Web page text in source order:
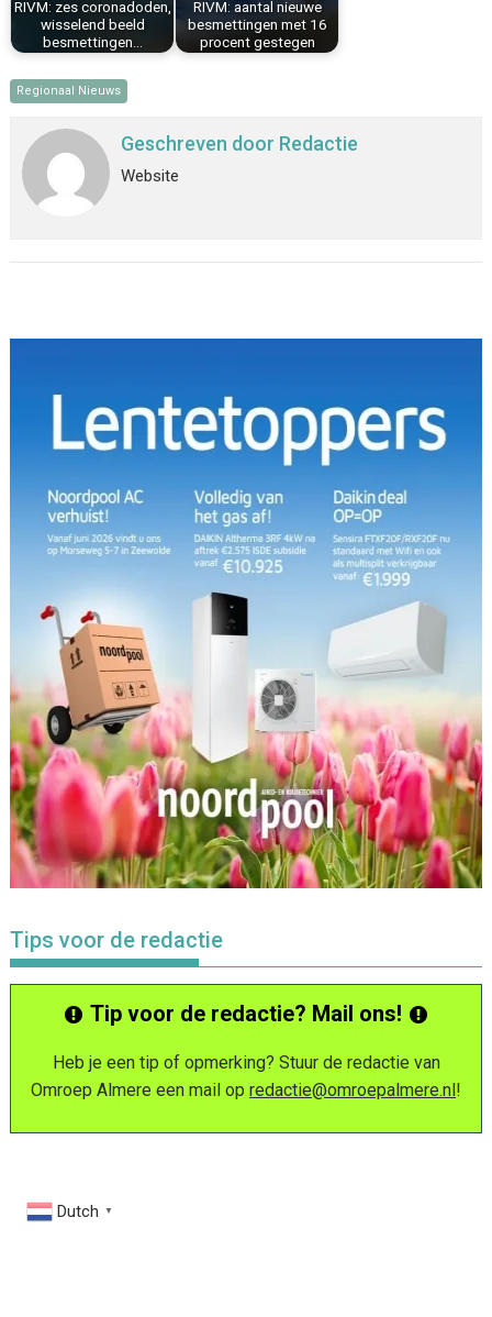
RIVM: zes coronadoden,
wisselend beeld
besmettingen…
RIVM: aantal nieuwe
besmettingen met 16
procent gestegen
Regionaal Nieuws
Geschreven door Redactie
Website
Tips voor de redactie
Tip voor de redactie? Mail ons!
Heb je een tip of opmerking? Stuur de redactie van
Omroep Almere een mail op redactie@omroepalmere.nl!
Dutch ▼